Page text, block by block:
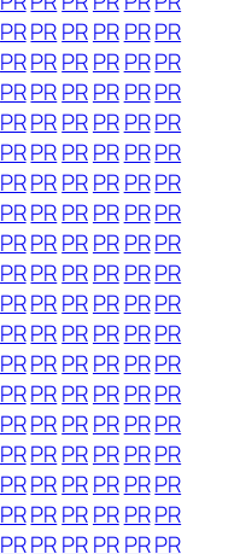
PRPRPRPR PRPR
PRPRPRPR PRPR
PRPRPRPR PRPR
PRPRPRPR PRPR
PRPRPRPR PRPR
PRPRPRPR PRPR
PRPRPRPR PRPR
PRPRPRPR PRPR
PRPRPRPR PRPR
PRPRPRPR PRPR
PRPRPRPR PRPR
PRPRPRPR PRPR
PRPRPRPR PRPR
PRPRPRPR PRPR
PRPRPRPR PRPR
PRPRPRPR PRPR
PRPRPRPR PRPR
PRPRPRPR PRPR